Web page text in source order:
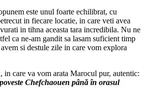
este unul foarte echilibrat, cu
in fiecare locatie, in care veti avea
in tihna aceasta tara incredibila. Nu ne
ca ne-am gandit sa lasam suficient timp
si destule zile in care vom explora
in care va vom arata Marocul pur, autentic:
Chefchaouen până în orasul